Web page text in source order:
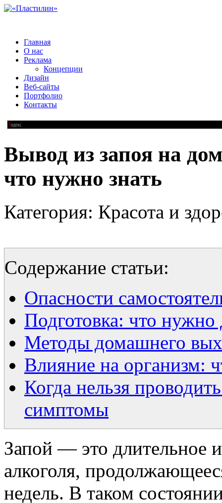
Главная
О нас
Реклама
Концепции
Дизайн
Веб-сайты
Портфолио
Контакты
Вывод из запоя на
что нужно знать
Категория: Красота и
Содержание статьи:
Опасности
Подготовка: что
Методы домашнего
Влияние на организм:
Когда нельзя
симптомы
Запой — это длительное
алкоголя,
недель. В таком